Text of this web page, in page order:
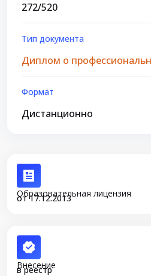
272/520
Тип документа
Диплом о
Формат
Дистанционно
Образовательная лицензия
от 17.12.2013
Внесение
в реестр